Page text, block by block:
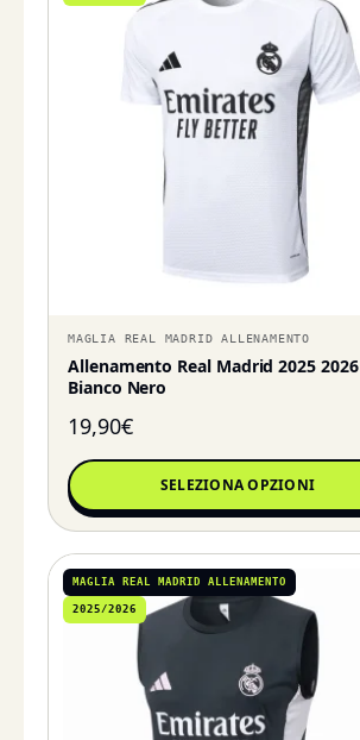
MAGLIA REAL MADRID ALLENAMENTO
Allenamento Real Madrid 2025 2026
Bianco Nero
19,90€
SELEZIONA OPZIONI
MAGLIA REAL MADRID ALLENAMENTO
2025/2026